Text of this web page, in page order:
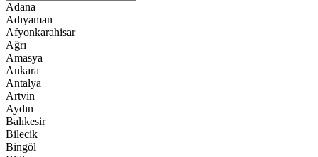
Adana
Adıyaman
Afyonkarahisar
Ağrı
Amasya
Ankara
Antalya
Artvin
Aydın
Balıkesir
Bilecik
Bingöl